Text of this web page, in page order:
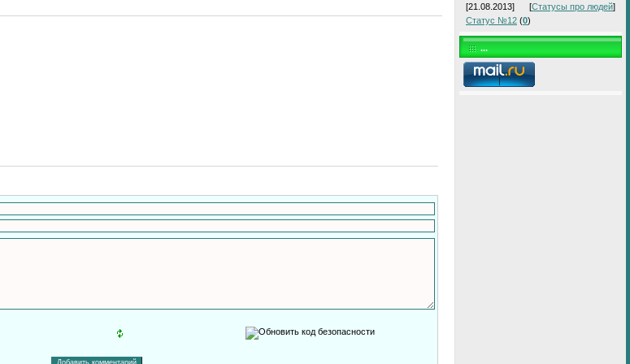
[21.08.2013] [Статусы про людей]
Статус №12 (0)
...